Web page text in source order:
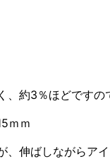
、約3％ほどですの
ｍｍ
、伸ばしながらア